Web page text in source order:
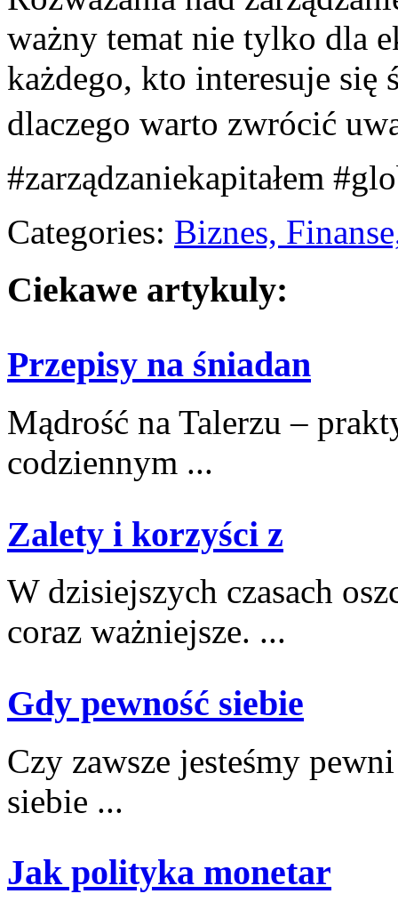
ważny temat nie tylko dla
każdego, kto interesuje
dlaczego warto zwrócić
#zarządzaniekapitałem
Categories: Biznes,
Ciekawe artykuly:
Przepisy na śniadan
Mądrość na Talerzu –
codziennym ...
Zalety i korzyści z
W dzisiejszych ‌czasach⁤
coraz ważniejsze. ...
Gdy pewność siebie
Czy zawsze jesteśmy​
siebie ...
Jak polityka monetar